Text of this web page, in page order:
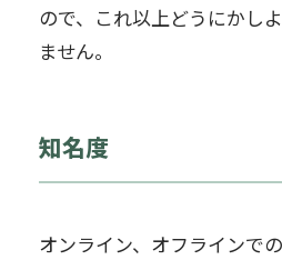
ので、これ以上どうにかし
ません。
知名度
オンライン、オフラインで